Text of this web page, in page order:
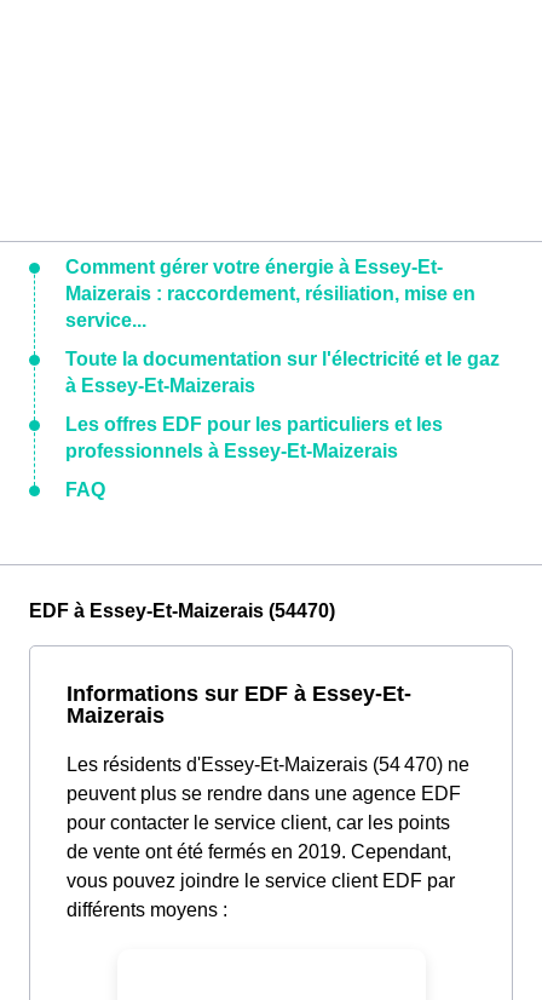
Comment gérer votre énergie à Essey-Et-
Maizerais : raccordement, résiliation, mise en
service...
Toute la documentation sur l'électricité et le gaz
à Essey-Et-Maizerais
Les offres EDF pour les particuliers et les
professionnels à Essey-Et-Maizerais
FAQ
EDF à Essey-Et-Maizerais (54470)
Informations sur EDF à Essey-Et-
Maizerais
Les résidents d'Essey-Et-Maizerais (54 470) ne
peuvent plus se rendre dans une agence EDF
pour contacter le service client, car les points
de vente ont été fermés en 2019. Cependant,
vous pouvez joindre le service client EDF par
différents moyens :